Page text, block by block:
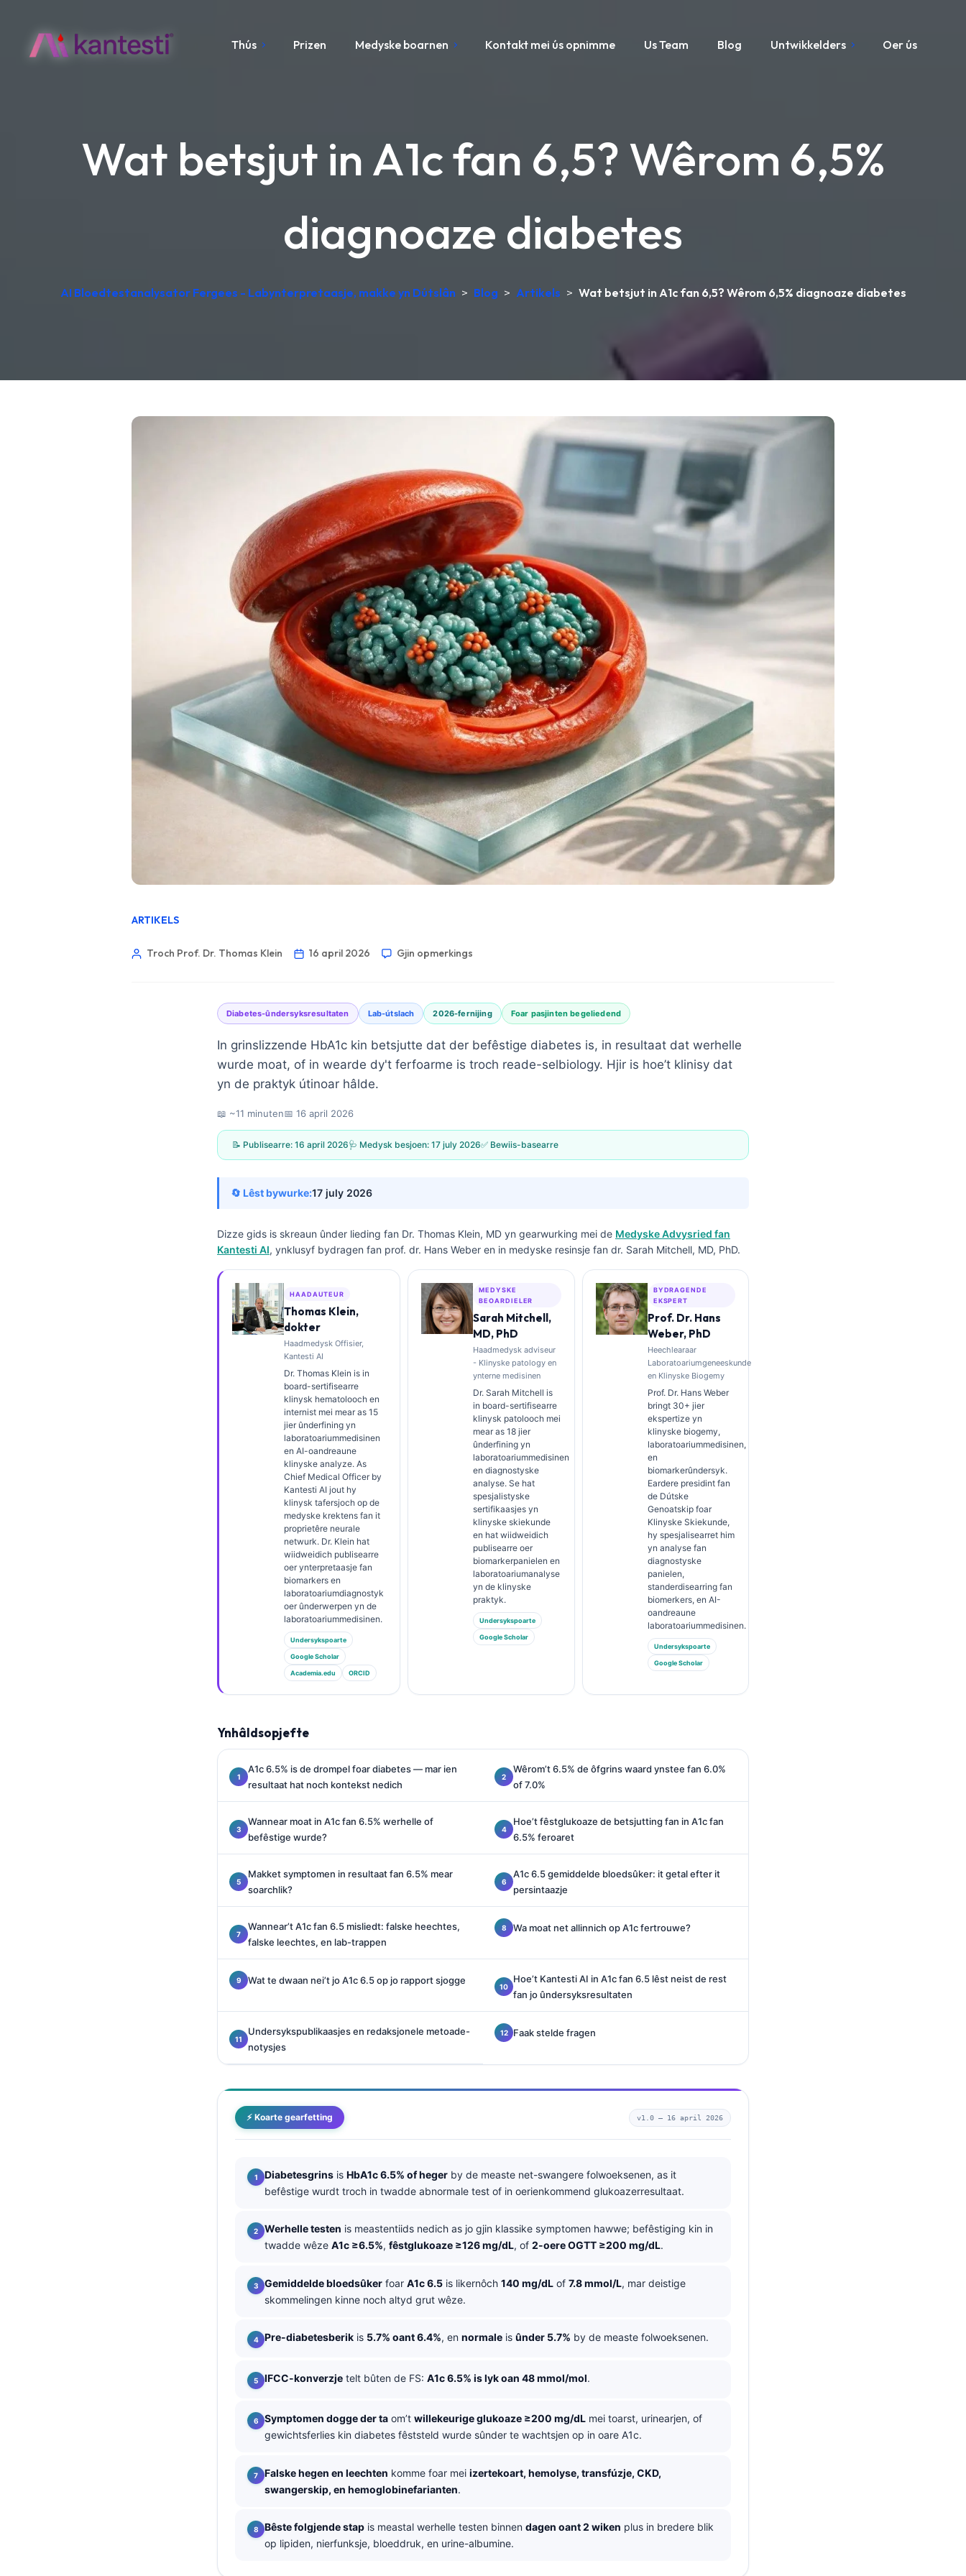
Thús Prizen Medyske boarnen Kontakt mei ús opnimme Us Team Blog Untwikkelders Oer ús
Wat betsjut in A1c fan 6,5? Wêrom 6,5%
diagnoaze diabetes
AI Bloedtestanalysator Fergees - Labynterpretaasje, makke yn Dútslân > Blog > Artikels > Wat betsjut in A1c fan 6,5? Wêrom 6,5% diagnoaze diabetes
ARTIKELS
Troch Prof. Dr. Thomas Klein 16 april 2026 Gjin opmerkings
Diabetes-ûndersyksresultaten Lab-útslach 2026-fernijing Foar pasjinten begeliedend
In grinslizzende HbA1c kin betsjutte dat der befêstige diabetes is, in resultaat dat werhelle
wurde moat, of in wearde dy't ferfoarme is troch reade-selbiology. Hjir is hoe’t klinisy dat
yn de praktyk útinoar hâlde.
📖 ~11 minuten📅 16 april 2026
📝 Publisearre: 16 april 2026🩺 Medysk besjoen: 17 july 2026✅ Bewiis-basearre
🔄 Lêst bywurke:17 july 2026
Dizze gids is skreaun ûnder lieding fan Dr. Thomas Klein, MD yn gearwurking mei de Medyske Advysried fan
Kantesti AI, ynklusyf bydragen fan prof. dr. Hans Weber en in medyske resinsje fan dr. Sarah Mitchell, MD, PhD.
HAADAUTEUR
Thomas Klein,
dokter
Haadmedysk Offisier,
Kantesti AI
Dr. Thomas Klein is in
board-sertifisearre
klinysk hematolooch en
internist mei mear as 15
jier ûnderfining yn
laboratoariummedisinen
en AI-oandreaune
klinyske analyze. As
Chief Medical Officer by
Kantesti AI jout hy
klinysk tafersjoch op de
medyske krektens fan it
proprietêre neurale
netwurk. Dr. Klein hat
wiidweidich publisearre
oer ynterpretaasje fan
biomarkers en
laboratoariumdiagnostyk
oer ûnderwerpen yn de
laboratoariummedisinen.
Undersykspoarte
Google Scholar
Academia.edu ORCID
MEDYSKE
BEOARDIELER
Sarah Mitchell,
MD, PhD
Haadmedysk adviseur
- Klinyske patology en
ynterne medisinen
Dr. Sarah Mitchell is
in board-sertifisearre
klinysk patolooch mei
mear as 18 jier
ûnderfining yn
laboratoariummedisinen
en diagnostyske
analyse. Se hat
spesjalistyske
sertifikaasjes yn
klinyske skiekunde
en hat wiidweidich
publisearre oer
biomarkerpanielen en
laboratoariumanalyse
yn de klinyske
praktyk.
Undersykspoarte
Google Scholar
BYDRAGENDE
EKSPERT
Prof. Dr. Hans
Weber, PhD
Heechlearaar
Laboratoariumgeneeskunde
en Klinyske Biogemy
Prof. Dr. Hans Weber
bringt 30+ jier
ekspertize yn
klinyske biogemy,
laboratoariummedisinen,
en
biomarkerûndersyk.
Eardere presidint fan
de Dútske
Genoatskip foar
Klinyske Skiekunde,
hy spesjalisearret him
yn analyse fan
diagnostyske
panielen,
standerdisearring fan
biomerkers, en AI-
oandreaune
laboratoariummedisinen.
Undersykspoarte
Google Scholar
Ynhâldsopjefte
A1c 6.5% is de drompel foar diabetes — mar ien
resultaat hat noch kontekst nedich
Wêrom’t 6.5% de ôfgrins waard ynstee fan 6.0%
of 7.0%
Wannear moat in A1c fan 6.5% werhelle of
befêstige wurde?
Hoe’t fêstglukoaze de betsjutting fan in A1c fan
6.5% feroaret
Makket symptomen in resultaat fan 6.5% mear
soarchlik?
A1c 6.5 gemiddelde bloedsûker: it getal efter it
persintaazje
Wannear’t A1c fan 6.5 misliedt: falske heechtes,
falske leechtes, en lab-trappen
Wa moat net allinnich op A1c fertrouwe?
Wat te dwaan nei’t jo A1c 6.5 op jo rapport sjogge
Hoe’t Kantesti AI in A1c fan 6.5 lêst neist de rest
fan jo ûndersyksresultaten
Undersykspublikaasjes en redaksjonele metoade-
notysjes
Faak stelde fragen
⚡ Koarte gearfetting v1.0 — 16 april 2026
Diabetesgrins is HbA1c 6.5% of heger by de measte net-swangere folwoeksenen, as it
befêstige wurdt troch in twadde abnormale test of in oerienkommend glukoazerresultaat.
Werhelle testen is meastentiids nedich as jo gjin klassike symptomen hawwe; befêstiging kin in
twadde wêze A1c ≥6.5%, fêstglukoaze ≥126 mg/dL, of 2-oere OGTT ≥200 mg/dL.
Gemiddelde bloedsûker foar A1c 6.5 is likernôch 140 mg/dL of 7.8 mmol/L, mar deistige
skommelingen kinne noch altyd grut wêze.
Pre-diabetesberik is 5.7% oant 6.4%, en normale is ûnder 5.7% by de measte folwoeksenen.
IFCC-konverzje telt bûten de FS: A1c 6.5% is lyk oan 48 mmol/mol.
Symptomen dogge der ta om’t willekeurige glukoaze ≥200 mg/dL mei toarst, urinearjen, of
gewichtsferlies kin diabetes fêststeld wurde sûnder te wachtsjen op in oare A1c.
Falske hegen en leechten komme foar mei izertekoart, hemolyse, transfúzje, CKD,
swangerskip, en hemoglobinefarianten.
Bêste folgjende stap is meastal werhelle testen binnen dagen oant 2 wiken plus in bredere blik
op lipiden, nierfunksje, bloeddruk, en urine-albumine.